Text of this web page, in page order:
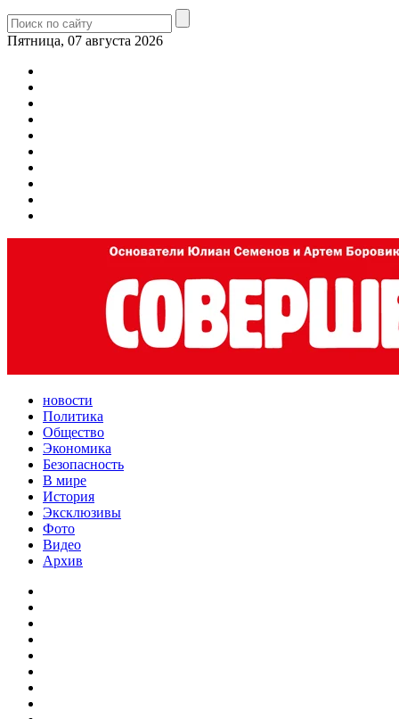
Пятница, 07 августа 2026
новости
Политика
Общество
Экономика
Безопасность
В мире
История
Эксклюзивы
Фото
Видео
Архив